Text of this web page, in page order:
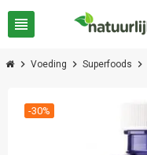
view_headline
chevron_right Voeding chevron_right Superfoods chevron_right
-30%